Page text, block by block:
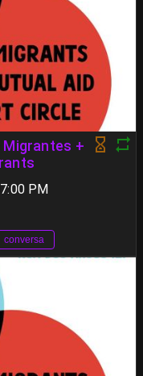
+
PM
conversa